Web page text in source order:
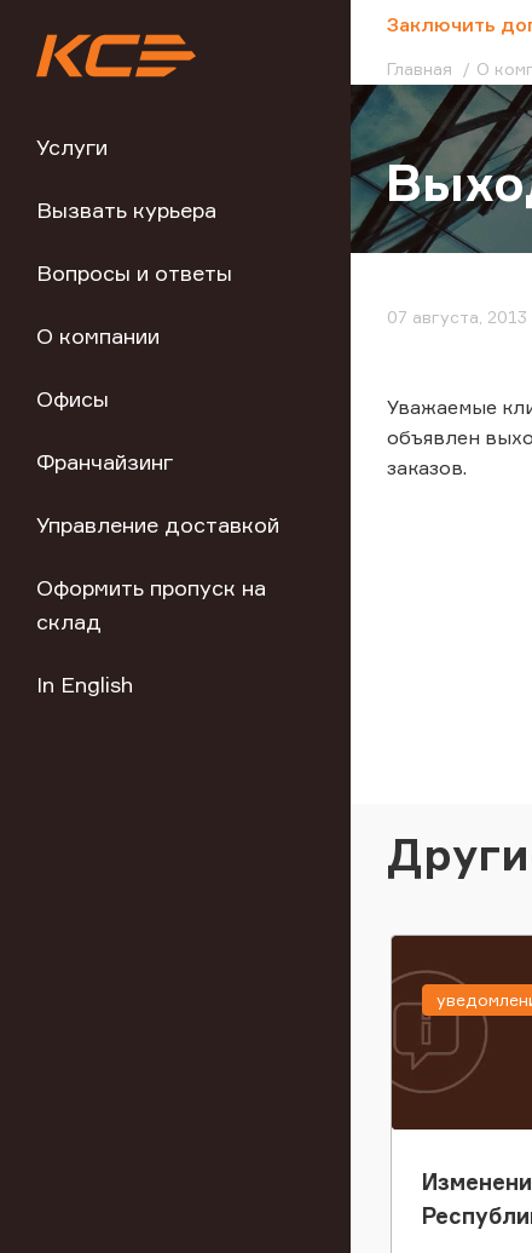
Услуги
Вызвать курьера
Вопросы и ответы
О компании
Офисы
Франчайзинг
Управление доставкой
Оформить пропуск на
склад
In English
Заключить
Главная О
07 августа, 2013
Уважаемые
объявлен
заказов.